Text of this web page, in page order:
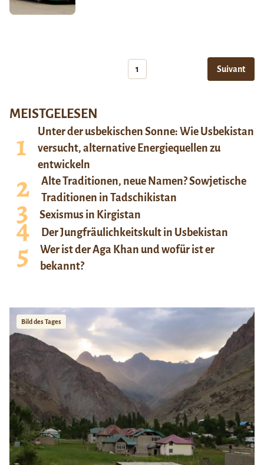
1 Suivant
MEISTGELESEN
Unter der usbekischen Sonne: Wie Usbekistan
versucht, alternative Energiequellen zu
entwickeln
Alte Traditionen, neue Namen? Sowjetische
Traditionen in Tadschikistan
Sexismus in Kirgistan
Der Jungfräulichkeitskult in Usbekistan
Wer ist der Aga Khan und wofür ist er
bekannt?
Bild des Tages